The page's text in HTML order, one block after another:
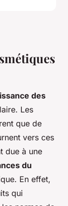
des
Les
que de
vers ces
due à une
du
En effet,
qui